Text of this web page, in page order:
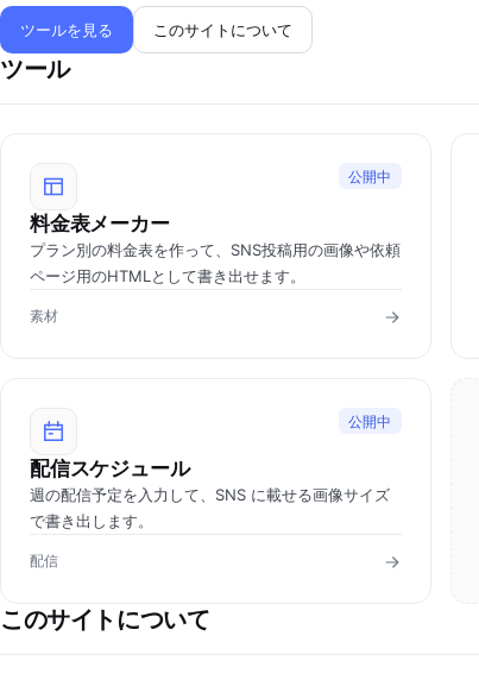
ツールを見る このサイトについて
ツール
公開中
料金表メーカー
プラン別の料金表を作って、SNS投稿用の画像や依頼
ページ用のHTMLとして書き出せます。
素材
公開中
配信スケジュール
週の配信予定を入力して、SNS に載せる画像サイズ
で書き出します。
配信
このサイトについて